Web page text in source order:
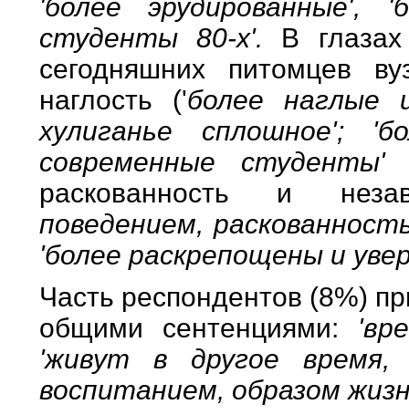
'более
студенты 80-х'. В
сегодняшних питомцев
наглость ('более наглые
хулиганье сплошное';
современные
раскованность и
поведением,
'более раскрепощены и
Часть респондентов (8%)
общими сентенциями:
'живут в другое время,
воспитанием, образом